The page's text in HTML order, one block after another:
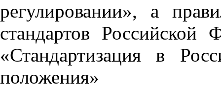
регулировании», а
стандартов
«Стандартизация в
положения»